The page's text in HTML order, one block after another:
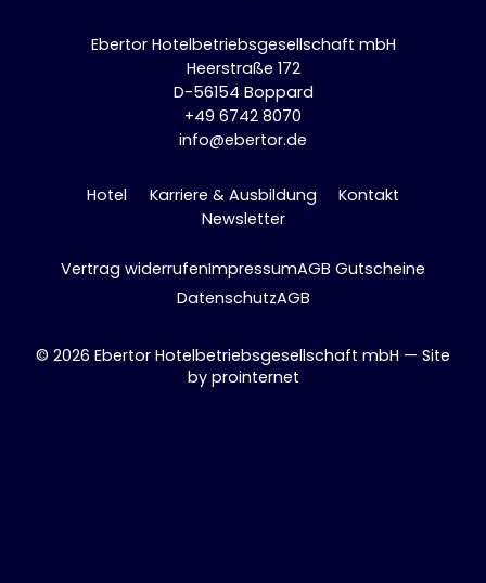
Ebertor Hotelbetriebsgesellschaft mbH
Heerstraße 172
D-56154 Boppard
+49 6742 8070
info@ebertor.de
Hotel Karriere & Ausbildung
Kontakt
Newsletter
Vertrag widerrufenImpressumAGB Gutscheine
DatenschutzAGB
© 2026 Ebertor Hotelbetriebsgesellschaft mbH — Site
by prointernet